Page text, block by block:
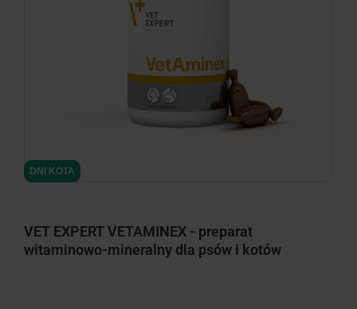
DNI KOTA
DNI KOTA
VET EXPERT VETAMINEX - preparat
witaminowo-mineralny dla psów i kotów